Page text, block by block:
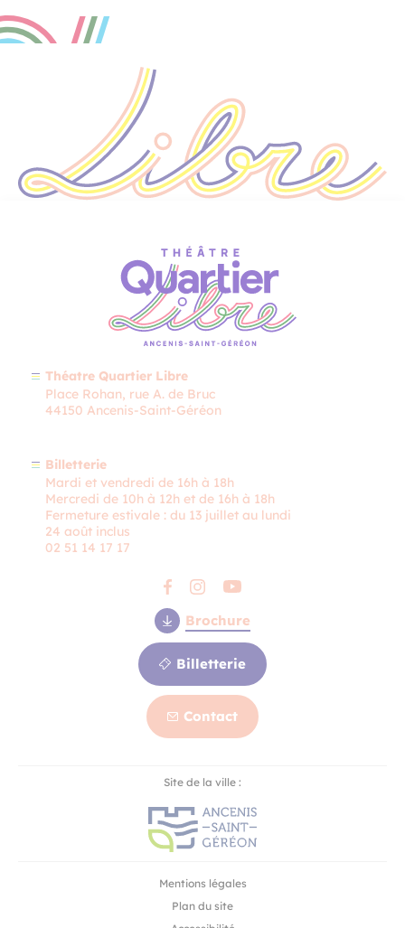
Billetterie
Théatre Quartier Libre
Place Rohan, rue A. de Bruc
44150 Ancenis-Saint-Géréon
Billetterie
Mardi et vendredi de 16h à 18h
Mercredi de 10h à 12h et de 16h à 18h
Fermeture estivale : du 13 juillet au lundi
24 août inclus
02 51 14 17 17
Brochure
Billetterie
Contact
Site de la ville :
Mentions légales
Plan du site